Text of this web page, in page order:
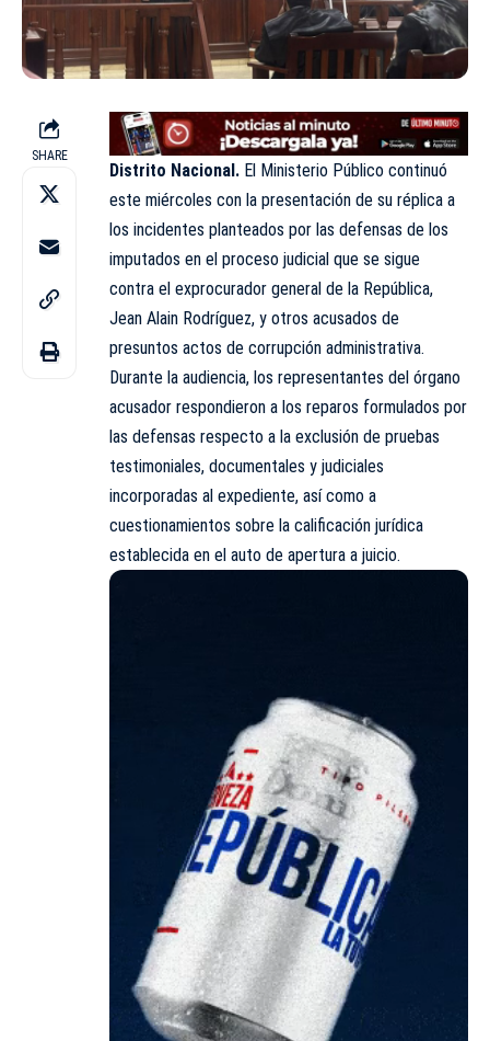
SHARE
Distrito Nacional. El Ministerio Público continuó
este miércoles con la presentación de su réplica a
los incidentes planteados por las defensas de los
imputados en el proceso judicial que se sigue
contra el exprocurador general de la República,
Jean Alain Rodríguez, y otros acusados de
presuntos actos de corrupción administrativa.
Durante la audiencia, los representantes del órgano
acusador respondieron a los reparos formulados por
las defensas respecto a la exclusión de pruebas
testimoniales, documentales y judiciales
incorporadas al expediente, así como a
cuestionamientos sobre la calificación jurídica
establecida en el auto de apertura a juicio.